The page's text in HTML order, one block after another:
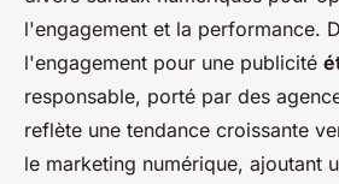
l'engagement et la performance.
l'engagement pour une publicité
responsable, porté par des
reflète une tendance croissante
le marketing numérique, ajoutant